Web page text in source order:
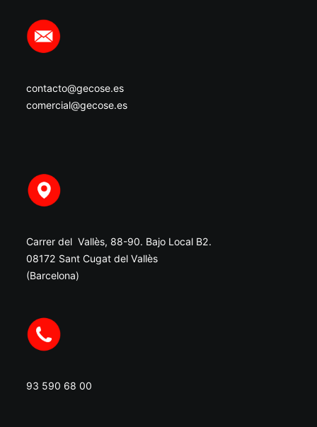
Carrer del Vallès, 88-90. Bajo Local B2.
08172 Sant Cugat del Vallès
(Barcelona)
93 590 68 00
contacto@gecose.es
comercial@gecose.es